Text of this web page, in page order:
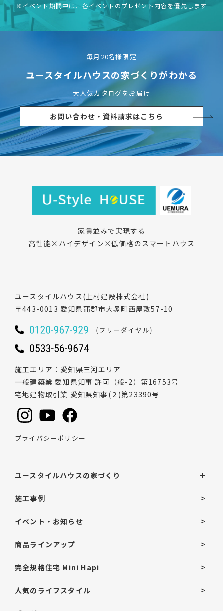
※イベント期間中は、各イベントのプレゼント内容を優先します
毎月20名様限定
ユースタイルハウスの家づくりがわかる
大人気カタログをお届け
お問い合わせ・資料請求はこちら
家賃並みで実現する
高性能×ハイデザイン×低価格のスマートハウス
ユースタイルハウス (上村建設株式会社)
〒443-0013 愛知県蒲郡市大塚町西屋敷57-10
施工エリア
愛知県三河エリア
一般建築業 愛知県知事 許可（般-2）第16753号
宅地建物取引業 愛知県知事(２)第23390号
プライバシーポリシー
ユースタイルハウスの家づくり
施工事例
イベント・お知らせ
商品ラインアップ
完全規格住宅 Mini Hapi
人気のライフスタイル